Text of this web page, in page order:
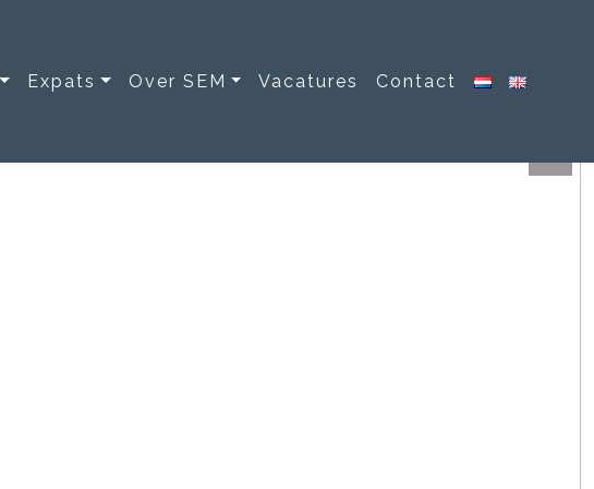
Expats Over SEM Vacatures Contact